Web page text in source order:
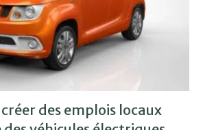
créer des emplois locaux